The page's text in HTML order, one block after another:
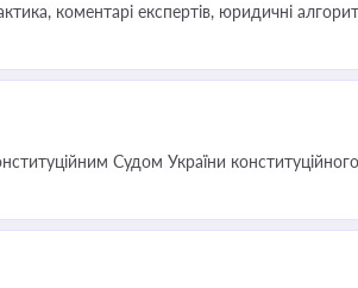
коментарі експертів, юридичні
Судом України